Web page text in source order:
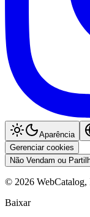
Aparência
Gerenciar cookies
Não Vendam ou
© 2026 WebCatalog,
Baixar